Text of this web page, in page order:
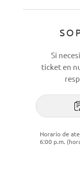
Si
ticket en
Horario de
6:00 p.m.